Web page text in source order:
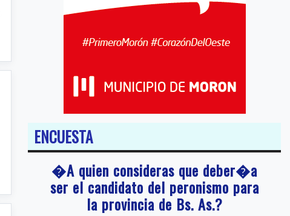
ENCUESTA
�A quien consideras que deber�a
ser el candidato del peronismo para
la provincia de Bs. As.?